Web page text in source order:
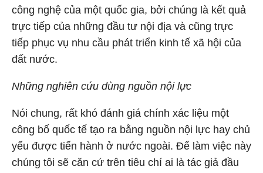
công nghệ của một quốc gia, bởi chúng là kết quả
trực tiếp của những đầu tư nội địa và cũng trực
tiếp phục vụ nhu cầu phát triển kinh tế xã hội của
đất nước.
Những nghiên cứu dùng nguồn nội lực
Nói chung, rất khó đánh giá chính xác liệu một
công bố quốc tế tạo ra bằng nguồn nội lực hay chủ
yếu được tiến hành ở nước ngoài. Để làm việc này
chúng tôi sẽ căn cứ trên tiêu chí ai là tác giả đầu